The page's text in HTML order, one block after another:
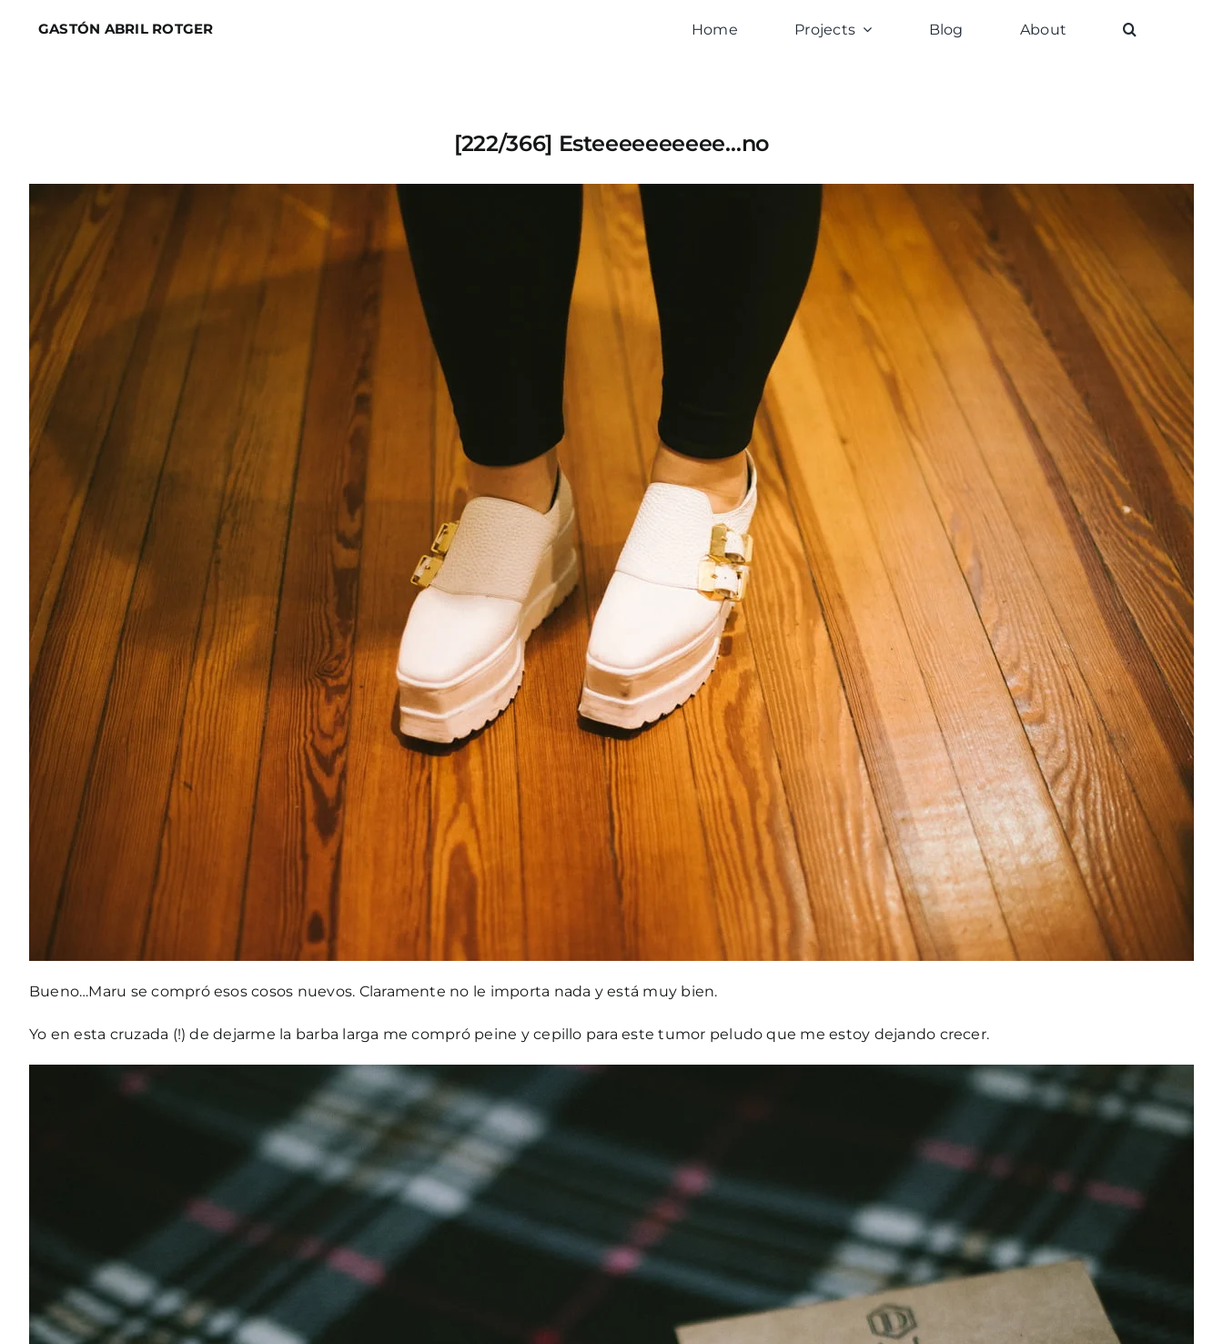
GASTÓN ABRIL ROTGER Home Projects Blog About
[222/366] Esteeeeeeeeee…no
Bueno…Maru se compró esos cosos nuevos. Claramente no le importa nada y está muy bien.
Yo en esta cruzada (!) de dejarme la barba larga me compró peine y cepillo para este tumor peludo que me estoy dejando crecer.